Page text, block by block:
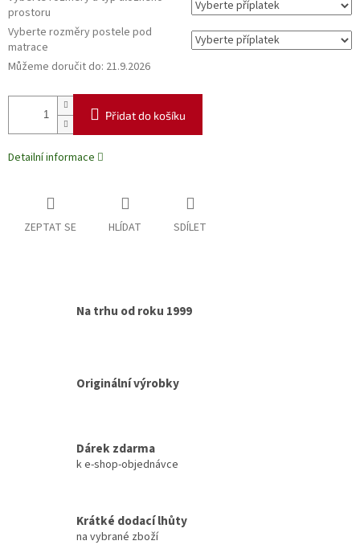
prostoru
Vyberte rozměry postele pod
matrace
Můžeme doručit do: 21.9.2026
Přidat do košíku
Detailní informace
ZEPTAT SE HLÍDAT SDÍLET
Na trhu od roku 1999
Originální výrobky
Dárek zdarma
k e-shop-objednávce
Krátké dodací lhůty
na vybrané zboží